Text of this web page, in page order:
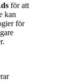
för att
kan
för